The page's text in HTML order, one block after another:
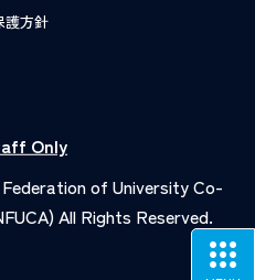
護方針
Only
of University Co-
All Rights Reserved.